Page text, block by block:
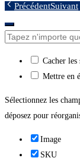
PrécédentSuivant
Cacher
Mettre en
Sélectionnez les
déposez pour
Image
SKU